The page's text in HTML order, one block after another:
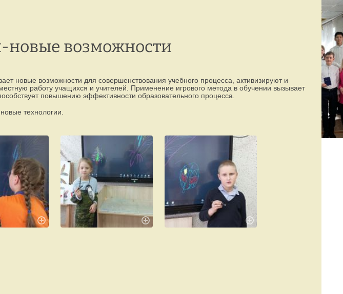
новые возможности
новые возможности для совершенствования учебного процесса, активизируют и
работу учащихся и учителей. Применение игрового метода в обучении вызывает
повышению эффективности образовательного процесса.
технологии.